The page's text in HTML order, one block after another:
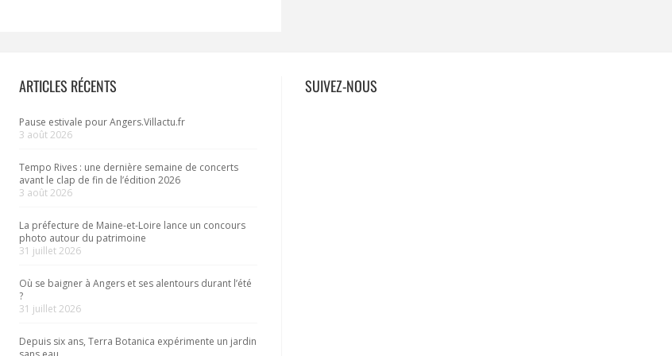
ARTICLES RÉCENTS
Pause estivale pour Angers.Villactu.fr
3 août 2026
Tempo Rives : une dernière semaine de concerts
avant le clap de fin de l’édition 2026
3 août 2026
La préfecture de Maine-et-Loire lance un concours
photo autour du patrimoine
31 juillet 2026
Où se baigner à Angers et ses alentours durant l’été
?
31 juillet 2026
Depuis six ans, Terra Botanica expérimente un jardin
SUIVEZ-NOUS